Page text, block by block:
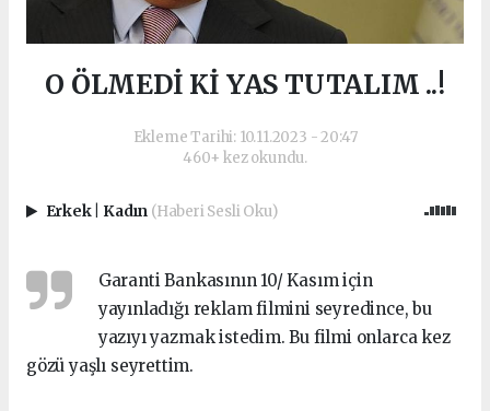
O ÖLMEDİ Kİ YAS TUTALIM ..!
Ekleme Tarihi: 10.11.2023 - 20:47
460+ kez okundu.
Erkek Kadın (Haberi Sesli Oku)
Garanti Bankasının 10/ Kasım için
yayınladığı reklam filmini seyredince, bu
yazıyı yazmak istedim. Bu filmi onlarca kez
gözü yaşlı seyrettim.